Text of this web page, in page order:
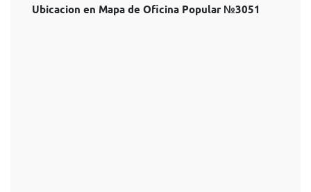
Ubicacion en Mapa de Oficina Popular №3051